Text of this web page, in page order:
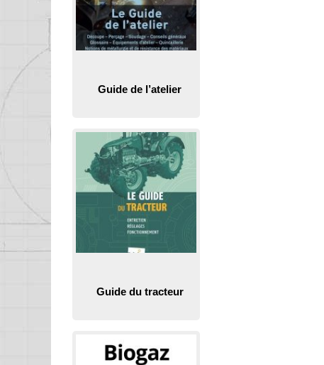
Guide de l’atelier
Guide du tracteur